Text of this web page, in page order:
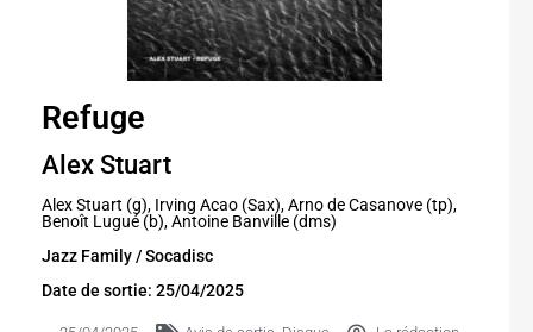
Refuge
Alex Stuart
Alex Stuart (g), Irving Acao (Sax), Arno de Casanove (tp),
Benoît Lugué (b), Antoine Banville (dms)
Jazz Family / Socadisc
Date de sortie: 25/04/2025